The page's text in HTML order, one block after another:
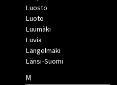
Luosto
Luoto
Luumäki
Luvia
Längelmäki
Länsi-Suomi
M